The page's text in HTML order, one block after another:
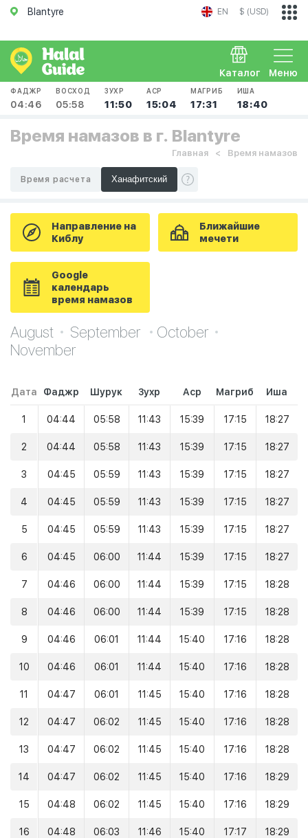
Blantyre EN $ (USD)
Меню
Каталог
ФАДЖР
04:46
ВОСХОД
05:58
ЗУХР
11:50
АСР
15:04
МАГРИБ
17:31
ИША
18:40
Время намазов в г. Blantyre
Главная Время намазов
Время расчета
Направление на
Киблу
Ближайшие
мечети
Google
календарь
время намазов
August September
October
November
Дата Фаджр Шурук Зухр Аср Магриб Иша
1 04:44 05:58 11:43 15:39 17:15 18:27
2 04:44 05:58 11:43 15:39 17:15 18:27
3 04:45 05:59 11:43 15:39 17:15 18:27
4 04:45 05:59 11:43 15:39 17:15 18:27
5 04:45 05:59 11:43 15:39 17:15 18:27
6 04:45 06:00 11:44 15:39 17:15 18:27
7 04:46 06:00 11:44 15:39 17:15 18:28
8 04:46 06:00 11:44 15:39 17:15 18:28
9 04:46 06:01 11:44 15:40 17:16 18:28
10 04:46 06:01 11:44 15:40 17:16 18:28
11 04:47 06:01 11:45 15:40 17:16 18:28
12 04:47 06:02 11:45 15:40 17:16 18:28
13 04:47 06:02 11:45 15:40 17:16 18:28
14 04:47 06:02 11:45 15:40 17:16 18:29
15 04:48 06:02 11:45 15:40 17:16 18:29
16 04:48 06:03 11:46 15:40 17:17 18:29